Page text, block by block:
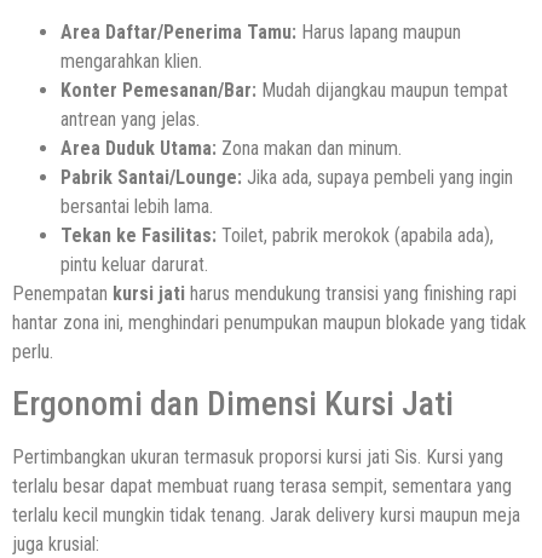
Area Daftar/Penerima Tamu: Harus lapang maupun
mengarahkan klien.
Konter Pemesanan/Bar: Mudah dijangkau maupun tempat
antrean yang jelas.
Area Duduk Utama: Zona makan dan minum.
Pabrik Santai/Lounge: Jika ada, supaya pembeli yang ingin
bersantai lebih lama.
Tekan ke Fasilitas: Toilet, pabrik merokok (apabila ada),
pintu keluar darurat.
Penempatan kursi jati harus mendukung transisi yang finishing rapi
hantar zona ini, menghindari penumpukan maupun blokade yang tidak
perlu.
Ergonomi dan Dimensi Kursi Jati
Pertimbangkan ukuran termasuk proporsi kursi jati Sis. Kursi yang
terlalu besar dapat membuat ruang terasa sempit, sementara yang
terlalu kecil mungkin tidak tenang. Jarak delivery kursi maupun meja
juga krusial: